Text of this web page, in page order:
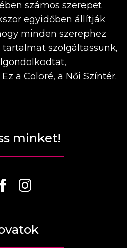
számos szerepet
egyidőben állítják
minden szerephez
szolgáltassunk,
a Coloré, a Női Színtér.
minket!